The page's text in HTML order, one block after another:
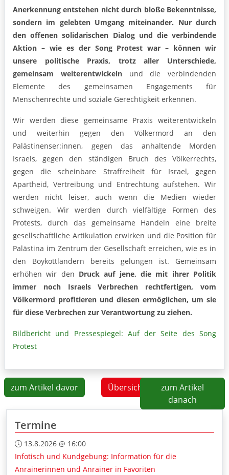
Anerkennung entstehen nicht durch bloße Bekenntnisse,
sondern im gelebten Umgang miteinander. Nur durch
den offenen solidarischen Dialog und die verbindende
Aktion – wie es der Song Protest war – können wir
unsere politische Praxis, trotz aller Unterschiede,
gemeinsam weiterentwickelnund die verbindenden
Elemente des gemeinsamen Engagements für
Menschenrechte und soziale Gerechtigkeit erkennen.
Wir werden diese gemeinsame Praxis weiterentwickeln
und weiterhin gegen den Völkermord an den
Palästinenser:innen, gegen das anhaltende Morden
Israels, gegen den ständigen Bruch des Völkerrechts,
gegen die scheinbare Straffreiheit für Israel, gegen
Apartheid, Vertreibung und Entrechtung aufstehen. Wir
werden nicht leiser, auch wenn die Medien wieder
schweigen. Wir werden durch vielfältige Formen des
Protests, durch das gemeinsame Handeln eine breite
gesellschaftliche Artikulation erwirken und die Position für
Palästina im Zentrum der Gesellschaft erreichen, wie es in
den Boykottländern bereits gelungen ist. Gemeinsam
erhöhen wir den Druck auf jene, die mit ihrer Politik
immer noch Israels Verbrechen rechtfertigen, vom
Völkermord profitieren und diesen ermöglichen, um sie
für diese Verbrechen zur Verantwortung zu ziehen.
Bildbericht und Pressespiegel: Auf der Seite des Song
Protest
zum Artikel davor Übersicht
zum Artikel
danach
Termine
13.8.2026 @ 16:00
Infotisch und Kundgebung: Information für die
Anrainerinnen und Anrainer in Favoriten